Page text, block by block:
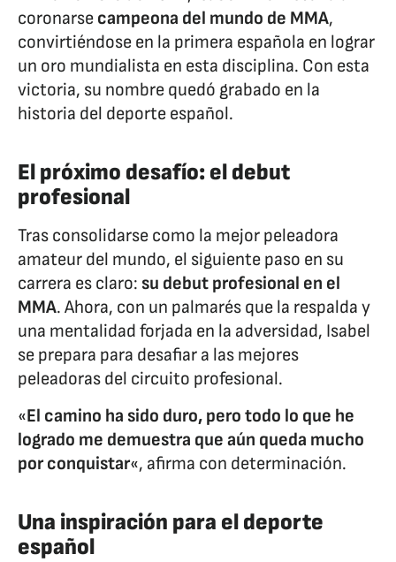
coronarse campeona del mundo de MMA,
convirtiéndose en la primera española en lograr
un oro mundialista en esta disciplina. Con esta
victoria, su nombre quedó grabado en la
historia del deporte español.
El próximo desafío: el debut
profesional
Tras consolidarse como la mejor peleadora
amateur del mundo, el siguiente paso en su
carrera es claro: su debut profesional en el
MMA. Ahora, con un palmarés que la respalda y
una mentalidad forjada en la adversidad, Isabel
se prepara para desafiar a las mejores
peleadoras del circuito profesional.
«El camino ha sido duro, pero todo lo que he
logrado me demuestra que aún queda mucho
por conquistar«, afirma con determinación.
Una inspiración para el deporte
español